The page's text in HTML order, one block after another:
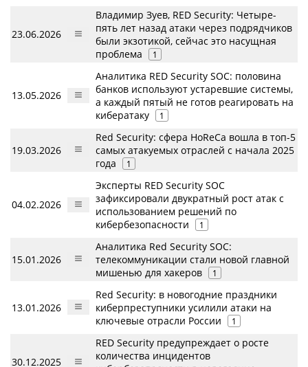
23.06.2026
Владимир Зуев, RED Security: Четыре-
пять лет назад атаки через подрядчиков
были экзотикой, сейчас это насущная
проблема
1
13.05.2026
Аналитика RED Security SOC: половина
банков используют устаревшие системы,
а каждый пятый не готов реагировать на
кибератаку
1
19.03.2026
Red Security: сфера HoReCa вошла в топ-5
самых атакуемых отраслей с начала 2025
года
1
04.02.2026
Эксперты RED Security SOC
зафиксировали двукратный рост атак с
использованием решений по
кибербезопасности
1
15.01.2026
Аналитика Red Security SOC:
телекоммуникации стали новой главной
мишенью для хакеров
1
13.01.2026
Red Security: в новогодние праздники
киберпреступники усилили атаки на
ключевые отрасли России
1
30.12.2025
RED Security предупреждает о росте
количества инцидентов